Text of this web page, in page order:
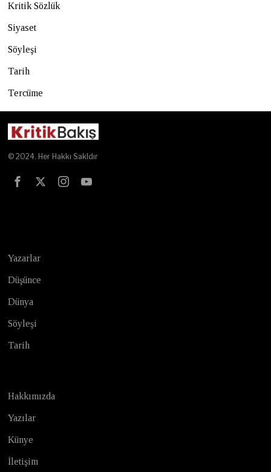
Kritik Sözlük
Siyaset
Söyleşi
Tarih
Tercüme
© 2024. Her Hakkı Sakldır
Yazarlar
Düşünce
Dünya
Söyleşi
Tarih
Hakkımızda
Yazılar
Künye
İletişim